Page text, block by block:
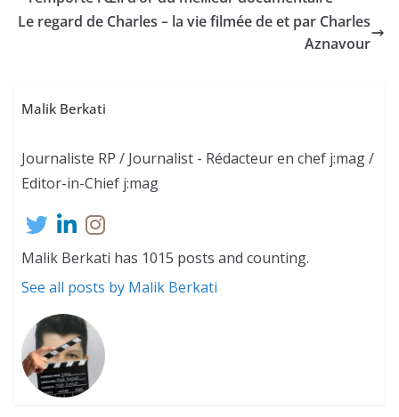
Le regard de Charles – la vie filmée de et par Charles
Aznavour
Malik Berkati
Journaliste RP / Journalist - Rédacteur en chef j:mag /
Editor-in-Chief j:mag
Malik Berkati has 1015 posts and counting.
See all posts by Malik Berkati